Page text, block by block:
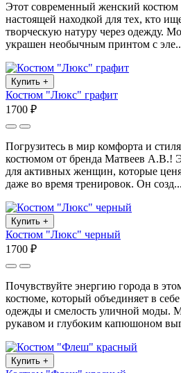
Этот современный женский костюм
настоящей находкой для тех, кто
творческую натуру через одежду.
украшен необычным принтом с
Купить +
Костюм "Люкс" графит
1700 ₽
Погрузитесь в мир комфорта и
костюмом от бренда Матвеев А.В.!
для активных женщин, которые
даже во время тренировок. Он созд...
Купить +
Костюм "Люкс" черный
1700 ₽
Почувствуйте энергию города в
костюме, который объединяет в
одежды и смелость уличной моды.
рукавом и глубоким капюшоном
Купить +